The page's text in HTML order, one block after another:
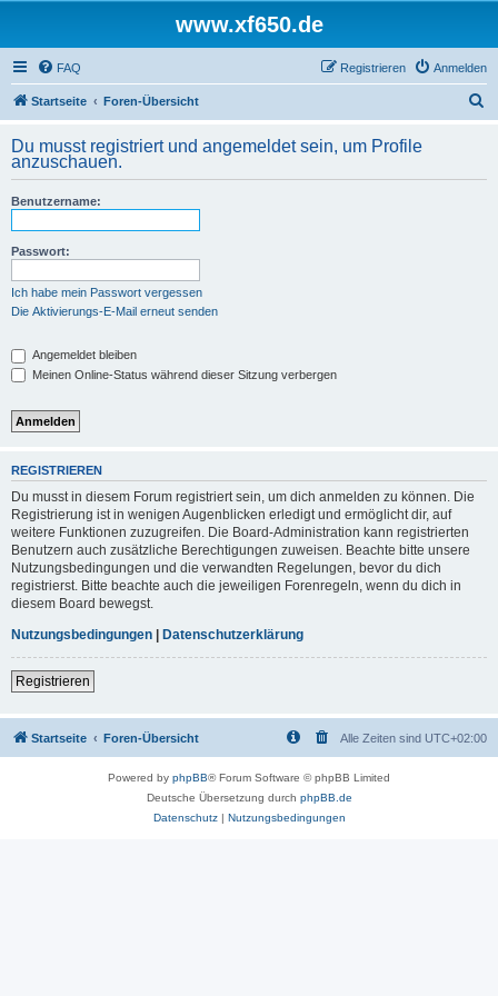
www.xf650.de
FAQ Anmelden
Registrieren
Startseite Foren-Übersicht
h
Du musst registriert und angemeldet sein, um Profile
anzuschauen.
Benutzername:
Passwort:
Ich habe mein Passwort vergessen
Die Aktivierungs-E-Mail erneut senden
Angemeldet bleiben
Meinen Online-Status während dieser Sitzung verbergen
REGISTRIEREN
Du musst in diesem Forum registriert sein, um dich anmelden zu können. Die
Registrierung ist in wenigen Augenblicken erledigt und ermöglicht dir, auf
weitere Funktionen zuzugreifen. Die Board-Administration kann registrierten
Benutzern auch zusätzliche Berechtigungen zuweisen. Beachte bitte unsere
Nutzungsbedingungen und die verwandten Regelungen, bevor du dich
registrierst. Bitte beachte auch die jeweiligen Forenregeln, wenn du dich in
diesem Board bewegst.
Nutzungsbedingungen | Datenschutzerklärung
Registrieren
Startseite Foren-Übersicht Alle Zeiten sind UTC+02:00
Powered by phpBB® Forum Software © phpBB Limited
Deutsche Übersetzung durch phpBB.de
Datenschutz| Nutzungsbedingungen